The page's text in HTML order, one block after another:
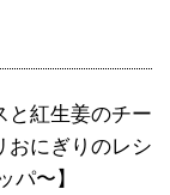
と紅生姜のチー
おにぎりのレシ
〜】